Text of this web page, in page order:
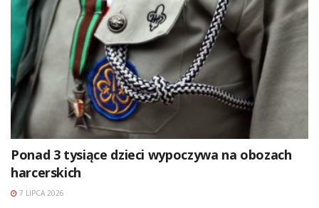
Ponad 3 tysiące dzieci wypoczywa na obozach
harcerskich
7 LIPCA 2026